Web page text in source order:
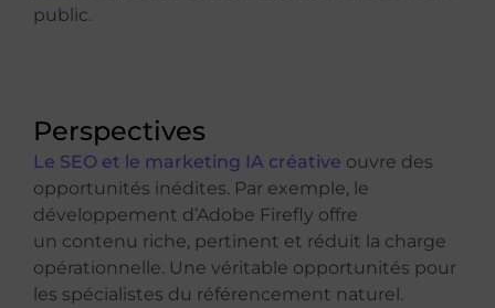
public.
Perspectives
Le SEO et le marketing IA créative ouvre des
opportunités inédites. Par exemple, le
développement d’Adobe Firefly offre
un contenu riche, pertinent et réduit la charge
opérationnelle. Une véritable opportunités pour
les spécialistes du référencement naturel.